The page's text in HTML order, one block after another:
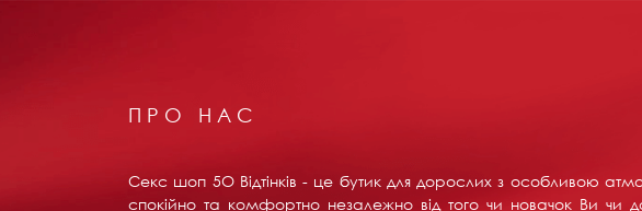
ПРО НАС
Секс шоп 5О Відтінків - це бутик для дорослих з особливою
спокійно та комфортно незалежно від того чи новачок Ви чи